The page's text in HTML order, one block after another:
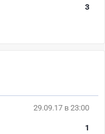
3
29.09.17 в 23:00
1